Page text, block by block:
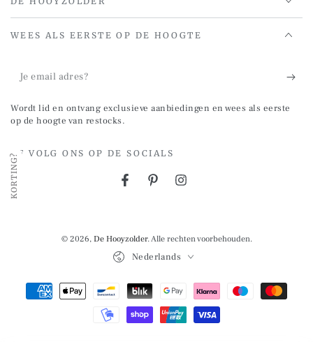
WEES ALS EERSTE OP DE HOOGTE
adres?
Wordt lid en ontvang exclusieve aanbiedingen en wees als eerste
op de hoogte van restocks.
OF VOLG ONS OP DE SOCIALS
FacebookPinterestInstagram
© 2026, De Hooyzolder. Alle rechten voorbehouden.
Nederlands
Betalingsmethoden
KORTING?